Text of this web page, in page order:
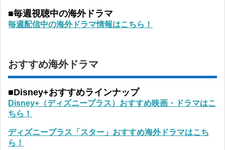
■毎週視聴中の海外ドラマ
毎週配信中の海外ドラマ情報はこちら！
おすすめ海外ドラマ
■Disney+おすすめラインナップ
Disney+（ディズニープラス）おすすめ映画・ドラマはこ
ちら！
ディズニープラス「スター」おすすめ海外ドラマはこち
ら！